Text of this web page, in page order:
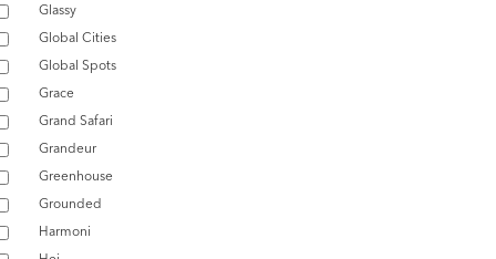
Glassy
Global Cities
Global Spots
Grace
Grand Safari
Grandeur
Greenhouse
Grounded
Harmoni